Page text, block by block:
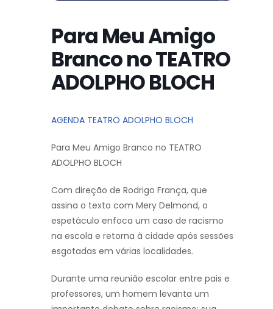
Para Meu Amigo
Branco no TEATRO
ADOLPHO BLOCH
AGENDA TEATRO ADOLPHO BLOCH
Para Meu Amigo Branco no TEATRO
ADOLPHO BLOCH
Com direção de Rodrigo França, que
assina o texto com Mery Delmond, o
espetáculo enfoca um caso de racismo
na escola e retorna à cidade após sessões
esgotadas em várias localidades.
Durante uma reunião escolar entre pais e
professores, um homem levanta um